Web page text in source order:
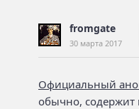
fromgate
30 марта 2017
Официальный
обычно, содержит